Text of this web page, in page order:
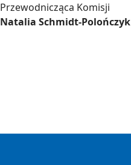
Przewodnicząca Komisji
Natalia Schmidt-Polończyk